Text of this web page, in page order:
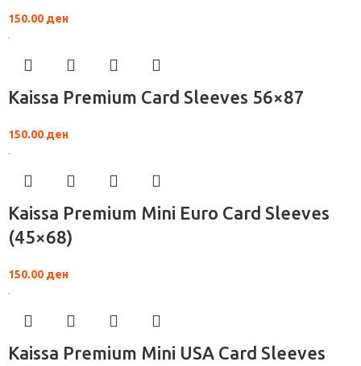
150.00 ден
Kaissa Premium Card Sleeves 56×87
150.00 ден
Kaissa Premium Mini Eurо Card Sleeves
(45×68)
150.00 ден
Kaissa Premium Mini USA Card Sleeves